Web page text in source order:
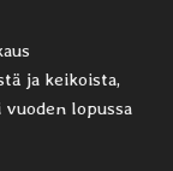
ja keikoista,
lopussa